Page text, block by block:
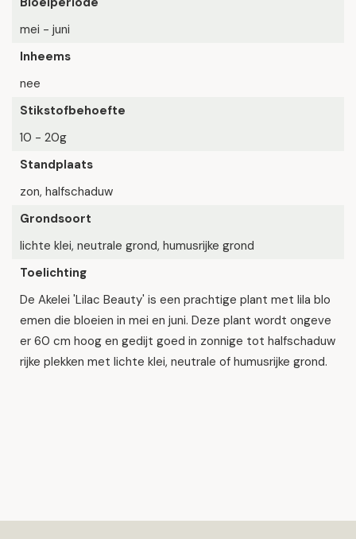
mei - juni
Inheems
nee
Stikstofbehoefte
10 - 20g
Standplaats
zon, halfschaduw
Grondsoort
lichte klei, neutrale grond, humusrijke grond
Toelichting
De Akelei 'Lilac Beauty' is een prachtige plant met lila blo
emen die bloeien in mei en juni. Deze plant wordt ongeve
er 60 cm hoog en gedijt goed in zonnige tot halfschaduw
rijke plekken met lichte klei, neutrale of humusrijke grond.